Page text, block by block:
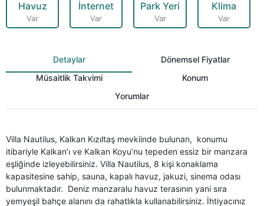
Havuz
Var
İnternet
Var
Park Yeri
Var
Klima
Var
Detaylar
Dönemsel Fiyatlar
Müsaitlik Takvimi
Konum
Yorumlar
Villa Nautilus, Kalkan Kızıltaş mevkiinde bulunan, konumu
itibariyle Kalkan’ı ve Kalkan Koyu’nu tepeden essiz bir manzara
eşliğinde izleyebilirsiniz. Villa Nautilus, 8 kişi konaklama
kapasitesine sahip, sauna, kapalı havuz, jakuzi, sinema odası
bulunmaktadır. Deniz manzaralu havuz terasının yani sıra
yemyeşil bahçe alanını da rahatlıkla kullanabilirsiniz. İhtiyacınız